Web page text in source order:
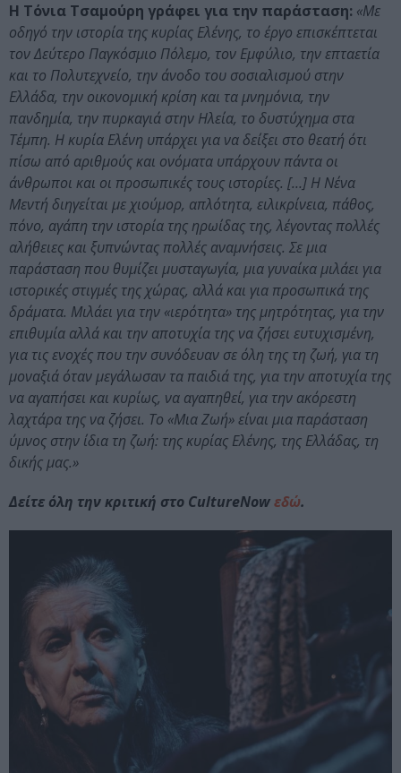
Η Τόνια Τσαμούρη γράφει για την παράσταση: «Με
οδηγό την ιστορία της κυρίας Ελένης, το έργο επισκέπτεται
τον Δεύτερο Παγκόσμιο Πόλεμο, τον Εμφύλιο, την επταετία
και το Πολυτεχνείο, την άνοδο του σοσιαλισμού στην
Ελλάδα, την οικονομική κρίση και τα μνημόνια, την
πανδημία, την πυρκαγιά στην Ηλεία, το δυστύχημα στα
Τέμπη. Η κυρία Ελένη υπάρχει για να δείξει στο θεατή ότι
πίσω από αριθμούς και ονόματα υπάρχουν πάντα οι
άνθρωποι και οι προσωπικές τους ιστορίες. […] Η Νένα
Μεντή διηγείται με χιούμορ, απλότητα, ειλικρίνεια, πάθος,
πόνο, αγάπη την ιστορία της ηρωίδας της, λέγοντας πολλές
αλήθειες και ξυπνώντας πολλές αναμνήσεις. Σε μια
παράσταση που θυμίζει μυσταγωγία, μια γυναίκα μιλάει για
ιστορικές στιγμές της χώρας, αλλά και για προσωπικά της
δράματα. Μιλάει για την «ιερότητα» της μητρότητας, για την
επιθυμία αλλά και την αποτυχία της να ζήσει ευτυχισμένη,
για τις ενοχές που την συνόδευαν σε όλη της τη ζωή, για τη
μοναξιά όταν μεγάλωσαν τα παιδιά της, για την αποτυχία της
να αγαπήσει και κυρίως, να αγαπηθεί, για την ακόρεστη
λαχτάρα της να ζήσει. Το «Μια Ζωή» είναι μια παράσταση
ύμνος στην ίδια τη ζωή: της κυρίας Ελένης, της Ελλάδας, τη
δικής μας.»
Δείτε όλη την κριτική στο CultureNowεδώ.